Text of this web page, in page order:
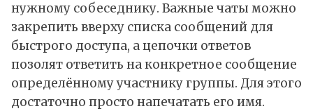
нужному собеседнику. Важные чаты можно
закрепить вверху списка сообщений для
быстрого доступа, а цепочки ответов
позолят ответить на конкретное сообщение
определённому участнику группы. Для этого
достаточно просто напечатать его имя.